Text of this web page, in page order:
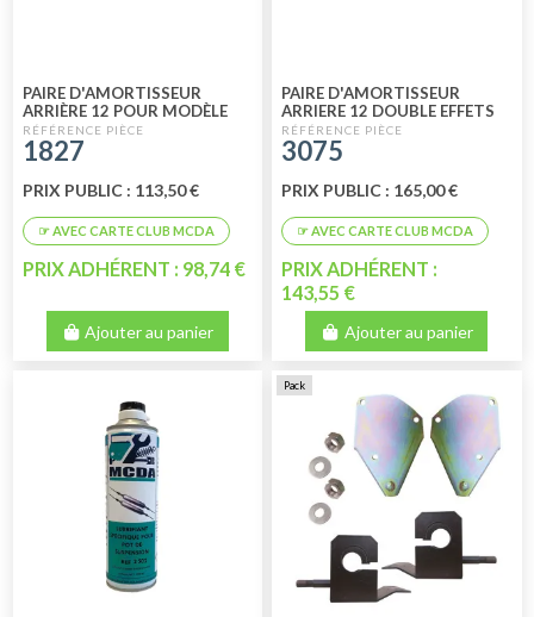
PAIRE D'AMORTISSEUR
ARRIÈRE 12 POUR MODÈLE
BERLINE MÉHARI - 2CV6 -
DYANE
1827
PRIX PUBLIC : 113,50 €
PRIX ADHÉRENT : 98,74 €
Ajouter au panier
PAIRE D'AMORTISSEUR
ARRIERE 12 DOUBLE EFFETS
HIGH QUALITY
3075
PRIX PUBLIC : 165,00 €
PRIX ADHÉRENT :
143,55 €
Ajouter au panier
Pack